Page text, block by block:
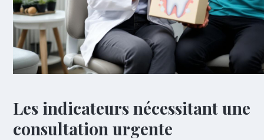
Les indicateurs nécessitant une
consultation urgente